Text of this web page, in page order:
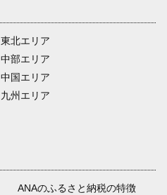
東北エリア
中部エリア
中国エリア
九州エリア
ANAのふるさと納税の特徴